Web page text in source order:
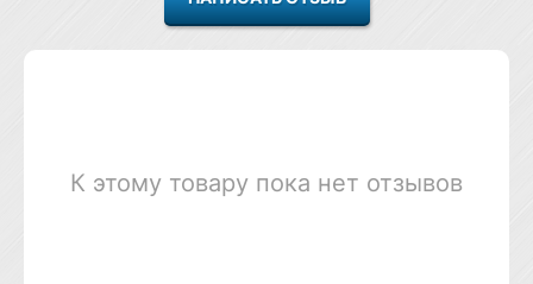
К этому товару пока нет отзывов